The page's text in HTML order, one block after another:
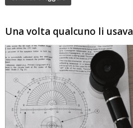
Una volta qualcuno li usava